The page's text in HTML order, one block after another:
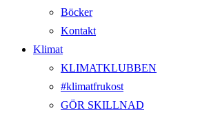
Böcker
Kontakt
Klimat
KLIMATKLUBBEN
#klimatfrukost
GÖR SKILLNAD